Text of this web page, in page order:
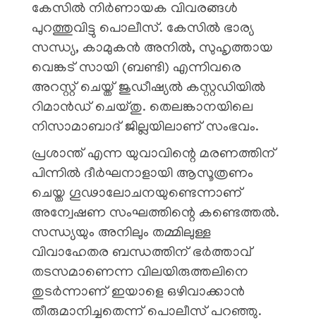
കേസിൽ നിർണായക വിവരങ്ങൾ
പുറത്തുവിട്ടു പൊലീസ്. കേസിൽ ഭാര്യ
സന്ധ്യ, കാമുകൻ അനിൽ, സുഹൃത്തായ
വെങ്കട് സായി (ബണ്ടി) എന്നിവരെ
അറസ്റ്റ് ചെയ്ത് ജുഡീഷ്യൽ കസ്റ്റഡിയിൽ
റിമാൻഡ് ചെയ്തു. തെലങ്കാനയിലെ
നിസാമാബാദ് ജില്ലയിലാണ് സംഭവം.
പ്രശാന്ത് എന്ന യുവാവിന്റെ മരണത്തിന്
പിന്നിൽ ദീർഘനാളായി ആസൂത്രണം
ചെയ്ത ഗൂഢാലോചനയുണ്ടെന്നാണ്
അന്വേഷണ സംഘത്തിന്റെ കണ്ടെത്തൽ.
സന്ധ്യയും അനിലും തമ്മിലുള്ള
വിവാഹേതര ബന്ധത്തിന് ഭർത്താവ്
തടസമാണെന്ന വിലയിരുത്തലിനെ
തുടർന്നാണ് ഇയാളെ ഒഴിവാക്കാൻ
തീരുമാനിച്ചതെന്ന് പൊലീസ് പറഞ്ഞു.